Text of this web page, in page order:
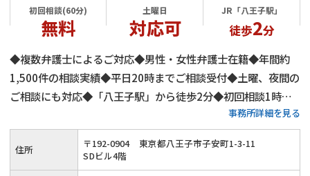
初回相談(60分)
無料
土曜日
対応可
JR「八王子駅」
徒歩2分
◆複数弁護士によるご対応◆男性・女性弁護士在籍◆年間約
1,500件の相談実績◆平日20時までご相談受付◆土曜、夜間の
ご相談にも対応◆「八王子駅」から徒歩2分◆初回相談1時間
無料◆弁護士費用の分割払いにもご対応◆養育費・財産分与・
慰謝料請求をサポート◆代理交渉も承ります
事務所詳細を見る
住所 〒192-0904
東京都八王子市子安町1-3-11
SDビル4階